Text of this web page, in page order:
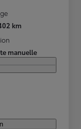
km
manuelle